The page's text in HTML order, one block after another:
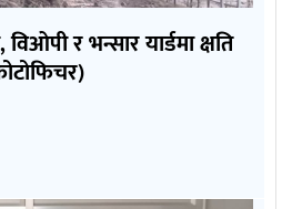
र भन्सार यार्डमा क्षति